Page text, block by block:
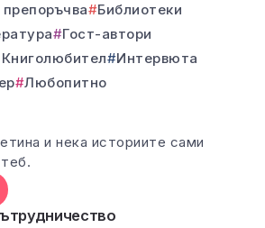
Библиотеки
Гост-автори
Интервюта
Любопитно
и нека историите сами